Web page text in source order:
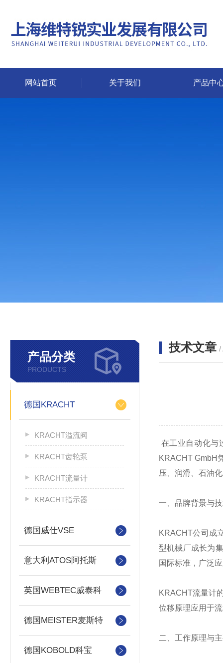
网站首页 关于我们 产品中
产品分类
PRODUCTS
德国KRACHT
KRACHT溢流阀
KRACHT齿轮泵
KRACHT流量计
KRACHT指示器
德国威仕VSE
意大利ATOS阿托斯
英国WEBTEC威泰科
德国MEISTER麦斯特
德国KOBOLD科宝
技术文章 /
在工业自动化与
KRACHT GmbH
压、润滑、石油
一、品牌背景与
KRACHT公司成
型机械厂成长为
国际标准，广泛
KRACHT流量计
位移原理应用于
二、工作原理与